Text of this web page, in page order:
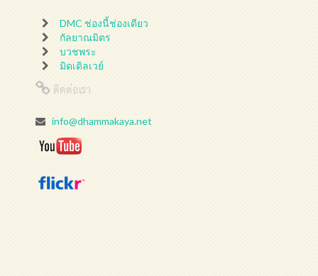
DMC ช่องนี้ช่องเดียว
กัลยาณมิตร
บวชพระ
มิดเดิลเวย์
ติดต่อเรา
info@dhammakaya.net